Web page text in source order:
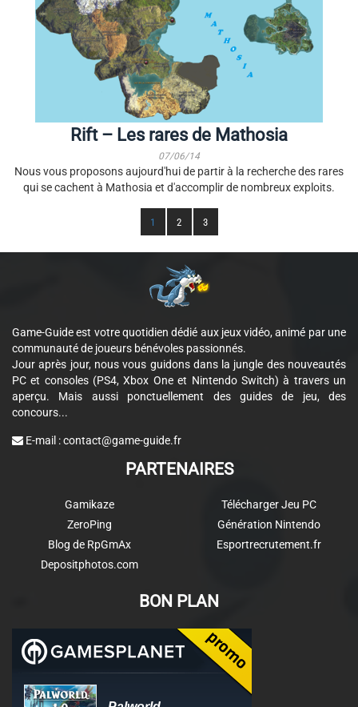
Rift – Les rares de Mathosia
07/06/14
Nous vous proposons aujourd'hui de partir à la recherche des rares
qui se cachent à Mathosia et d'accomplir de nombreux exploits.
1 2 3
Game-Guide est votre quotidien dédié aux jeux vidéo, animé par une
communauté de joueurs bénévoles passionnés.
Jour après jour, nous vous guidons dans la jungle des nouveautés
PC et consoles (PS4, Xbox One et Nintendo Switch) à travers un
aperçu. Mais aussi ponctuellement des guides de jeu, des
concours...
E-mail :contact@game-guide.fr
PARTENAIRES
Gamikaze
ZeroPing
Blog de RpGmAx
Depositphotos.com
Télécharger Jeu PC
Génération Nintendo
Esportrecrutement.fr
BON PLAN